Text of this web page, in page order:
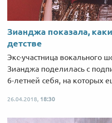
Зианджа показала,
детстве
Экс-участница вокального
Зианджа поделилась с
6-летней себя, на которых
26.04.2018, 18:30